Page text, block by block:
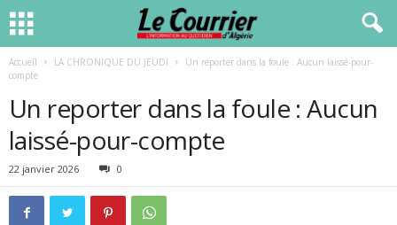
Accueil LA CHRONIQUE DU JEUDI
Un reporter dans la foule : Aucun laissé-pour-
compte
Un reporter dans la foule : Aucun
laissé-pour-compte
22 janvier 2026 0